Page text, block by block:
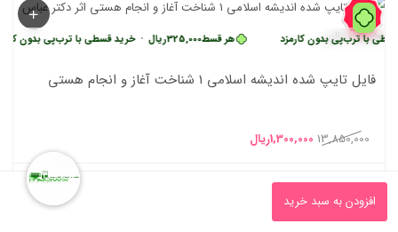
افزودن به سبد خرید
91%
هر قسط325,000ریال • خرید قسطی با ترب‌پی بدون کارمزد بدون کارمزد
فایل تایپ شده اندیشه اسلامی 1 شناخت آغاز و انجام هستی
13,850,000 قیمت
بود.
1,300,000ریال